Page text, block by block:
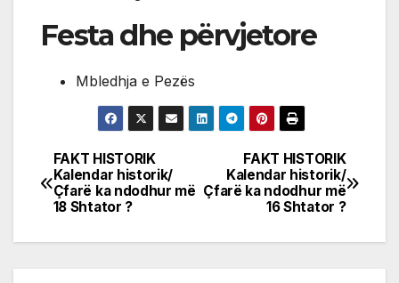
Festa dhe përvjetore
Mbledhja e Pezës
Post
navigation
FAKT HISTORIK
Kalendar historik/
Çfarë ka ndodhur më
16 Shtator ?
FAKT HISTORIK
Kalendar historik/
Çfarë ka ndodhur më
18 Shtator ?